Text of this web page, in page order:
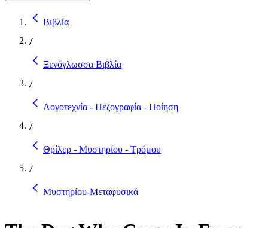
Βιβλία
/
Ξενόγλωσσα Βιβλία
/
Λογοτεχνία - Πεζογραφία - Ποίηση
/
Θρίλερ - Μυστηρίου - Τρόμου
/
Μυστηρίου-Μεταφυσικά